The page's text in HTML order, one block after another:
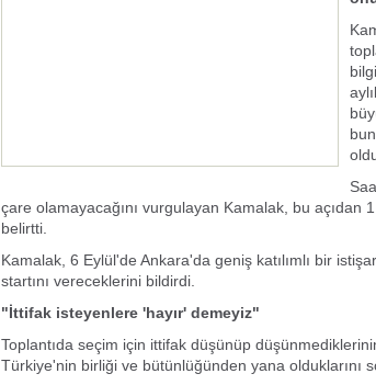
çare olamayacağını vurgulayan Kamalak, bu açıdan
belirtti.
Kamalak, 6 Eylül'de Ankara'da geniş katılımlı bir
startını vereceklerini bildirdi.
"İttifak isteyenlere 'hayır' demeyiz"
Toplantıda seçim için ittifak düşünüp
Türkiye'nin birliği ve bütünlüğünden yana olduklarını